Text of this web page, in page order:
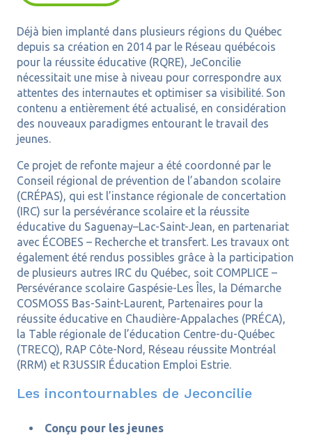
Déjà bien implanté dans plusieurs régions du Québec
depuis sa création en 2014 par le Réseau québécois
pour la réussite éducative (RQRE), JeConcilie
nécessitait une mise à niveau pour correspondre aux
attentes des internautes et optimiser sa visibilité. Son
contenu a entièrement été actualisé, en considération
des nouveaux paradigmes entourant le travail des
jeunes.
Ce projet de refonte majeur a été coordonné par le
Conseil régional de prévention de l’abandon scolaire
(CRÉPAS), qui est l’instance régionale de concertation
(IRC) sur la persévérance scolaire et la réussite
éducative du Saguenay–Lac-Saint-Jean, en partenariat
avec ÉCOBES – Recherche et transfert. Les travaux ont
également été rendus possibles grâce à la participation
de plusieurs autres IRC du Québec, soit COMPLICE –
Persévérance scolaire Gaspésie-Les Îles, la Démarche
COSMOSS Bas-Saint-Laurent, Partenaires pour la
réussite éducative en Chaudière-Appalaches (PRÉCA),
la Table régionale de l’éducation Centre-du-Québec
(TRECQ), RAP Côte-Nord, Réseau réussite Montréal
(RRM) et R3USSIR Éducation Emploi Estrie.
Les incontournables de Jeconcilie
Conçu pour les jeunes